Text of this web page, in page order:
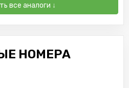
все аналоги ↓
НОМЕРА